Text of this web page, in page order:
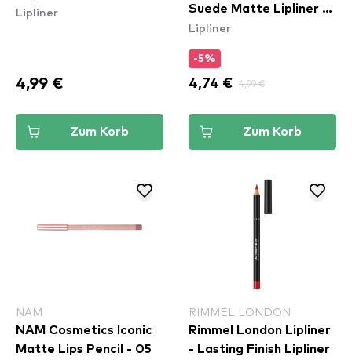
Lipliner
4,99 €
Zum Korb
Suede Matte Lipliner -
Spicy (SMLL57)
Lipliner
-5%
4,74 € 4,99 €
Zum Korb
NAM
NAM Cosmetics Iconic
Matte Lips Pencil - 05
RIMMEL LONDON
Rimmel London Lipliner
- Lasting Finish Lipliner